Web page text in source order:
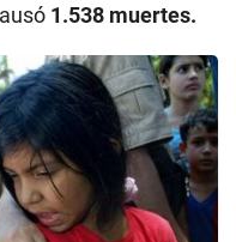
1.538 muertes.